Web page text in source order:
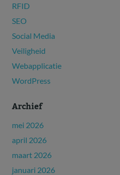
RFID
SEO
Social Media
Veiligheid
Webapplicatie
WordPress
Archief
mei 2026
april 2026
maart 2026
januari 2026